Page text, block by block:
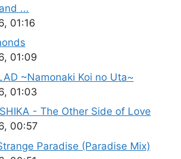
...
01:16
01:09
~Namonaki Koi no Uta~
01:03
- The Other Side of Love
00:57
Paradise (Paradise Mix)